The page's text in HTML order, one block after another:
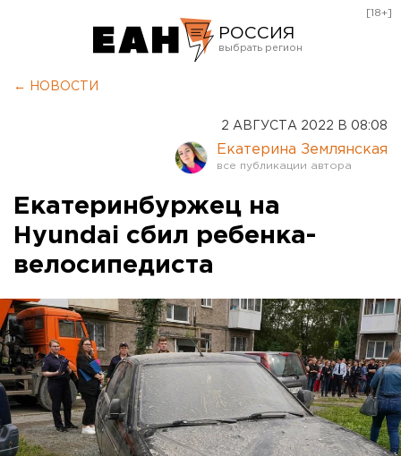
РОССИЯ
Оренбург
[18+]
← НОВОСТИ
2 АВГУСТА 2022 В 08:08
Екатерина Землянская
Екатеринбуржец на
Hyundai сбил ребенка-
велосипедиста